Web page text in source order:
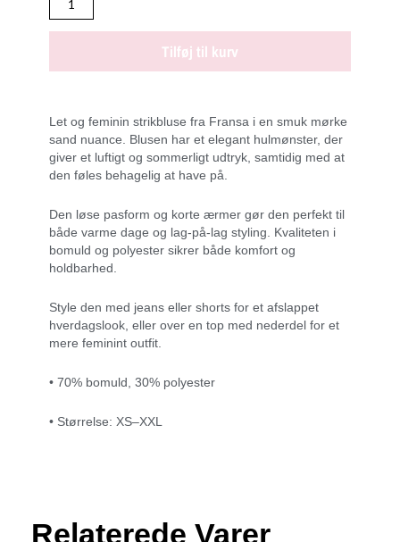
Tilføj til kurv
Let og feminin strikbluse fra Fransa i en smuk mørke
sand nuance. Blusen har et elegant hulmønster, der
giver et luftigt og sommerligt udtryk, samtidig med at
den føles behagelig at have på.
Den løse pasform og korte ærmer gør den perfekt til
både varme dage og lag-på-lag styling. Kvaliteten i
bomuld og polyester sikrer både komfort og
holdbarhed.
Style den med jeans eller shorts for et afslappet
hverdagslook, eller over en top med nederdel for et
mere feminint outfit.
• 70% bomuld, 30% polyester
• Størrelse: XS–XXL
Relaterede Varer